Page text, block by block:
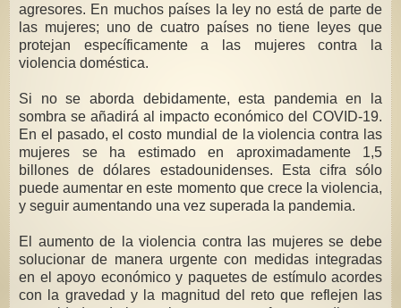
agresores. En muchos países la ley no está de parte de
las mujeres; uno de cuatro países no tiene leyes que
protejan específicamente a las mujeres contra la
violencia doméstica.
Si no se aborda debidamente, esta pandemia en la
sombra se añadirá al impacto económico del COVID-19.
En el pasado, el costo mundial de la violencia contra las
mujeres se ha estimado en aproximadamente 1,5
billones de dólares estadounidenses. Esta cifra sólo
puede aumentar en este momento que crece la violencia,
y seguir aumentando una vez superada la pandemia.
El aumento de la violencia contra las mujeres se debe
solucionar de manera urgente con medidas integradas
en el apoyo económico y paquetes de estímulo acordes
con la gravedad y la magnitud del reto que reflejen las